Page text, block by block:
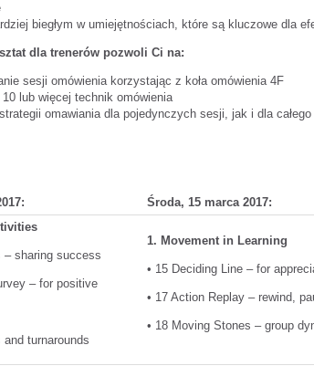
biegłym w umiejętnościach, które są kluczowe dla
dla trenerów pozwoli Ci na:
sesji omówienia korzystając z koła omówienia 4F
lub więcej technik omówienia
omawiania dla pojedynczych sesji, jak i dla całego
Środa, 15 marca 2017:
– sharing success
– for positive
turnarounds
1. Movement in Learning
• 15 Deciding Line – for
• 17 Action Replay – rewind,
• 18 Moving Stones – group